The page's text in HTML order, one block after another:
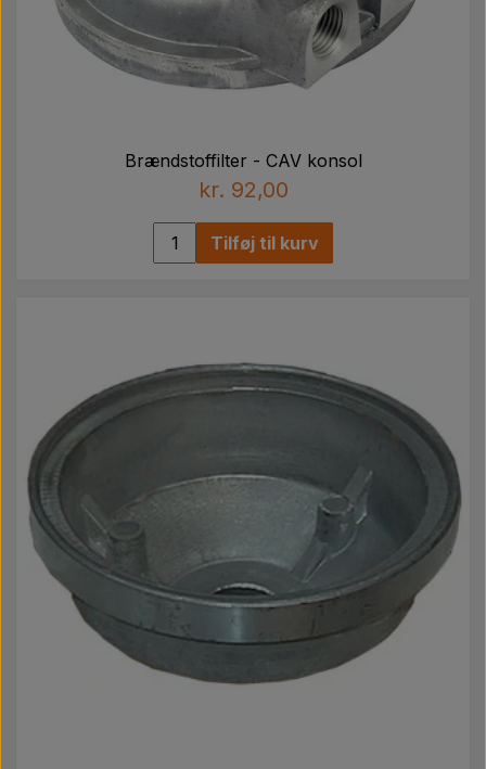
Brændstoffilter - CAV konsol
kr. 92,00
Tilføj til kurv